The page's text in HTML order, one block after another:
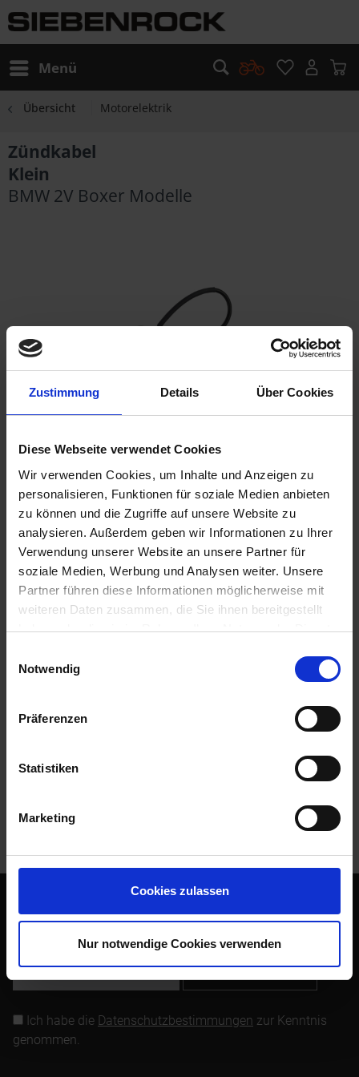
Zustimmung Details Über Cookies
Diese Webseite verwendet Cookies
Wir verwenden Cookies, um Inhalte und Anzeigen zu
personalisieren, Funktionen für soziale Medien anbieten
zu können und die Zugriffe auf unsere Website zu
analysieren. Außerdem geben wir Informationen zu Ihrer
Verwendung unserer Website an unsere Partner für
soziale Medien, Werbung und Analysen weiter. Unsere
Partner führen diese Informationen möglicherweise mit
weiteren Daten zusammen, die Sie ihnen bereitgestellt
haben oder die sie im Rahmen Ihrer Nutzung der Dienste
Cookies, wenn Sie unsere Webseite weiterhin nutzen.
Notwendig
Präferenzen
Statistiken
Marketing
Cookies zulassen
Nur notwendige Cookies verwenden
Menü
Übersicht Motorelektrik
Zündkabel
Klein
BMW 2V Boxer Modelle
49,50 €
inkl. ges. USt.,zzgl. Versandkosten
Sofort versandfertig, Lieferzeit ca. 2-4 Werktage innerhalb
Deutschlands
Warenkorb
Merken Bewerten
Artikel Nr.: 1212453
Mit Metall Zündkerzenstecker. CSM Zündleitung mit
Bewertungen lesen, schreiben und diskutieren...
mehr
Abonnieren Sie den kostenlosen Newsletter und verpassen
Ich habe die Datenschutzbestimmungen zur Kenntnis
genommen.